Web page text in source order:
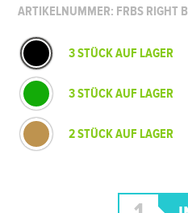
ARTIKELNUMMER: FRBS RIGHT B
3 STÜCK AUF LAGER
3 STÜCK AUF LAGER
2 STÜCK AUF LAGER